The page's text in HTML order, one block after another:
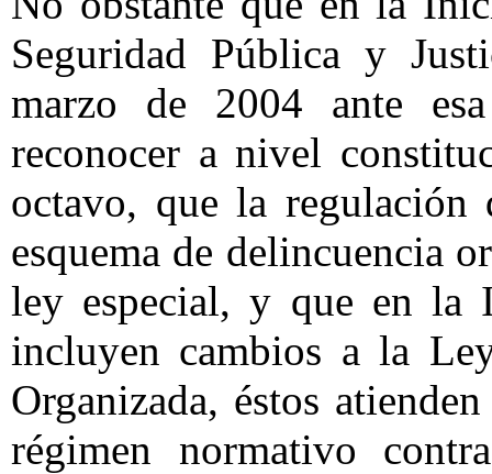
Seguridad Pública y
marzo de 2004 ante
reconocer a nivel
octavo, que la
esquema de delincuencia
ley especial, y que en la
incluyen cambios a la
Organizada, éstos
régimen normativo